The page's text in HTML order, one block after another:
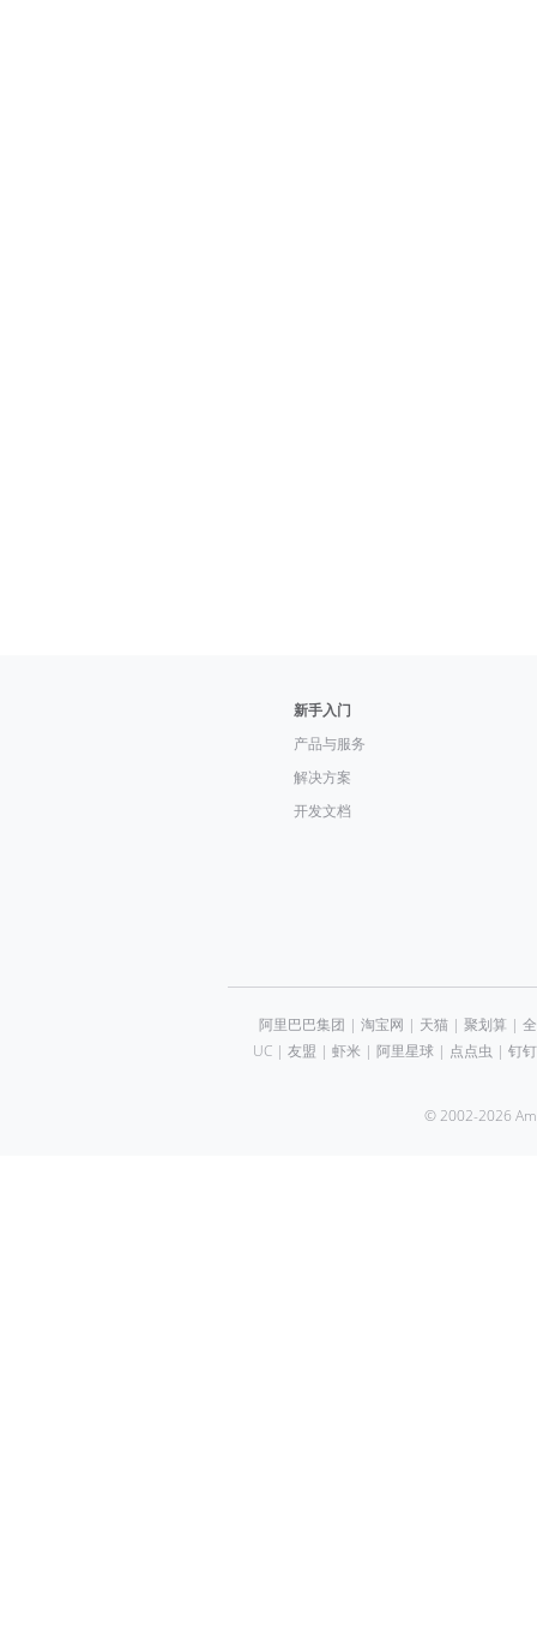
新手入门
产品与服务
解决方案
开发文档
阿里巴巴集团 | 淘宝网 | 天猫| 聚划算 |
UC| 友盟 | 虾米 | 阿里星球| 点点虫 | 钉钉
© 2002-2026